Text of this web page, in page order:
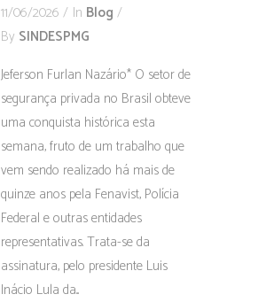
11/06/2026 In Blog
By SINDESPMG
Jeferson Furlan Nazário* O setor de
segurança privada no Brasil obteve
uma conquista histórica esta
semana, fruto de um trabalho que
vem sendo realizado há mais de
quinze anos pela Fenavist, Polícia
Federal e outras entidades
representativas. Trata-se da
assinatura, pelo presidente Luis
Inácio Lula da...